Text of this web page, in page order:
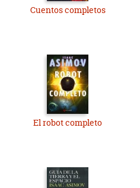
Cuentos completos
El robot completo